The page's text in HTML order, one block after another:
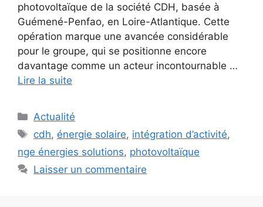
photovoltaïque de la société CDH, basée à
Guémené-Penfao, en Loire-Atlantique. Cette
opération marque une avancée considérable
pour le groupe, qui se positionne encore
davantage comme un acteur incontournable …
Lire la suite
Catégories
Actualité
Étiquettes
cdh, énergie solaire, intégration d’activité,
nge énergies solutions, photovoltaïque
Laisser un commentaire